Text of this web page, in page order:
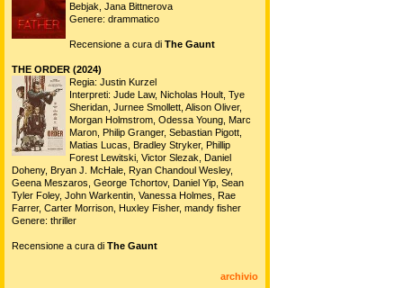
Bebjak, Jana Bittnerova
Genere: drammatico
Recensione a cura di The Gaunt
THE ORDER (2024)
Regia: Justin Kurzel
Interpreti: Jude Law, Nicholas Hoult, Tye
Sheridan, Jurnee Smollett, Alison Oliver,
Morgan Holmstrom, Odessa Young, Marc
Maron, Philip Granger, Sebastian Pigott,
Matias Lucas, Bradley Stryker, Phillip
Forest Lewitski, Victor Slezak, Daniel
Doheny, Bryan J. McHale, Ryan Chandoul Wesley,
Geena Meszaros, George Tchortov, Daniel Yip, Sean
Tyler Foley, John Warkentin, Vanessa Holmes, Rae
Farrer, Carter Morrison, Huxley Fisher, mandy fisher
Genere: thriller
Recensione a cura di The Gaunt
archivio